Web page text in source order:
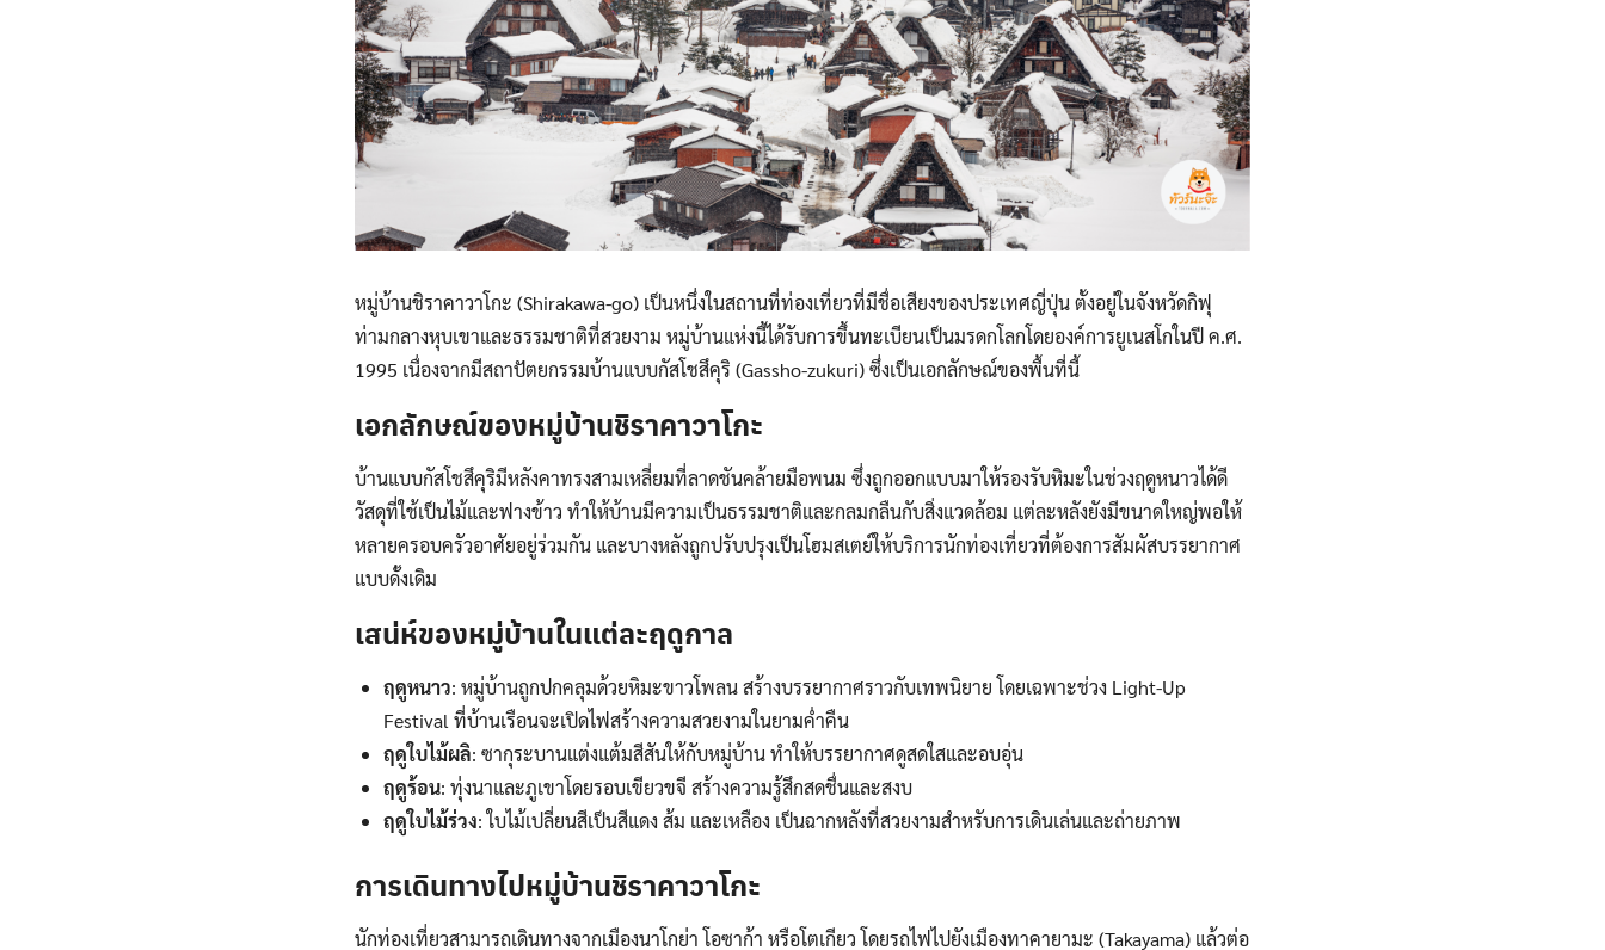
ทัวร์อียิปต์ ทัวร์พม่า
ทัวร์ฮ่องกง
หมู่บ้านชิราคาวาโกะ (Shirakawa-go) เป็นหนึ่งในสถานที่ท่องเที่ยวที่มีชื่อเสียงของประเทศญี่ปุ่น ตั้งอยู่ในจังหวัดกิฟุ
ท่ามกลางหุบเขาและธรรมชาติที่สวยงาม หมู่บ้านแห่งนี้ได้รับการขึ้นทะเบียนเป็นมรดกโลกโดยองค์การยูเนสโกในปี ค.ศ.
1995 เนื่องจากมีสถาปัตยกรรมบ้านแบบกัสโชสึคุริ (Gassho-zukuri) ซึ่งเป็นเอกลักษณ์ของพื้นที่นี้
เอกลักษณ์ของหมู่บ้านชิราคาวาโกะ
บ้านแบบกัสโชสึคุริมีหลังคาทรงสามเหลี่ยมที่ลาดชันคล้ายมือพนม ซึ่งถูกออกแบบมาให้รองรับหิมะในช่วงฤดูหนาวได้ดี
วัสดุที่ใช้เป็นไม้และฟางข้าว ทำให้บ้านมีความเป็นธรรมชาติและกลมกลืนกับสิ่งแวดล้อม แต่ละหลังยังมีขนาดใหญ่พอให้
หลายครอบครัวอาศัยอยู่ร่วมกัน และบางหลังถูกปรับปรุงเป็นโฮมสเตย์ให้บริการนักท่องเที่ยวที่ต้องการสัมผัสบรรยากาศ
แบบดั้งเดิม
เสน่ห์ของหมู่บ้านในแต่ละฤดูกาล
ฤดูหนาว: หมู่บ้านถูกปกคลุมด้วยหิมะขาวโพลน สร้างบรรยากาศราวกับเทพนิยาย โดยเฉพาะช่วง Light-Up
Festival ที่บ้านเรือนจะเปิดไฟสร้างความสวยงามในยามค่ำคืน
ฤดูใบไม้ผลิ: ซากุระบานแต่งแต้มสีสันให้กับหมู่บ้าน ทำให้บรรยากาศดูสดใสและอบอุ่น
ฤดูร้อน: ทุ่งนาและภูเขาโดยรอบเขียวขจี สร้างความรู้สึกสดชื่นและสงบ
ฤดูใบไม้ร่วง: ใบไม้เปลี่ยนสีเป็นสีแดง ส้ม และเหลือง เป็นฉากหลังที่สวยงามสำหรับการเดินเล่นและถ่ายภาพ
การเดินทางไปหมู่บ้านชิราคาวาโกะ
นักท่องเที่ยวสามารถเดินทางจากเมืองนาโกย่า โอซาก้า หรือโตเกียว โดยรถไฟไปยังเมืองทาคายามะ (Takayama) แล้วต่อ